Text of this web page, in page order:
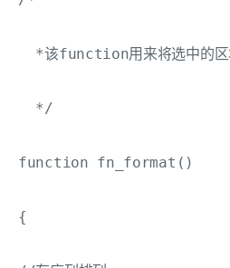
*该function用来将选中的区
  */
function fn_format()
{